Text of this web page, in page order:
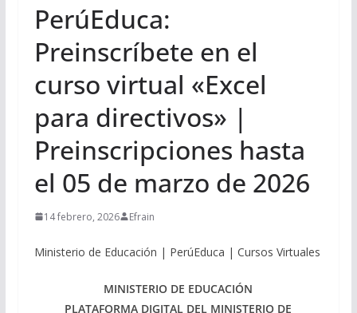
PerúEduca:
Preinscríbete en el
curso virtual «Excel
para directivos» |
Preinscripciones hasta
el 05 de marzo de 2026
14 febrero, 2026 Efrain
Ministerio de Educación | PerúEduca | Cursos Virtuales
MINISTERIO DE EDUCACIÓN
PLATAFORMA DIGITAL DEL MINISTERIO DE